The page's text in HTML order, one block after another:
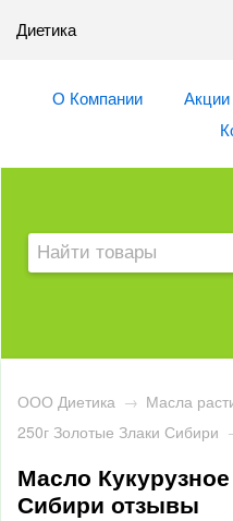
Диетика
О Компании
ООО Диетика → Масла
250г Золотые Злаки Сибири
Масло
Сибири отзывы